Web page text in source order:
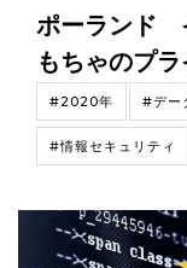
ポーランド
もちゃのプ
#2020年 #デー
#情報セキュリティ